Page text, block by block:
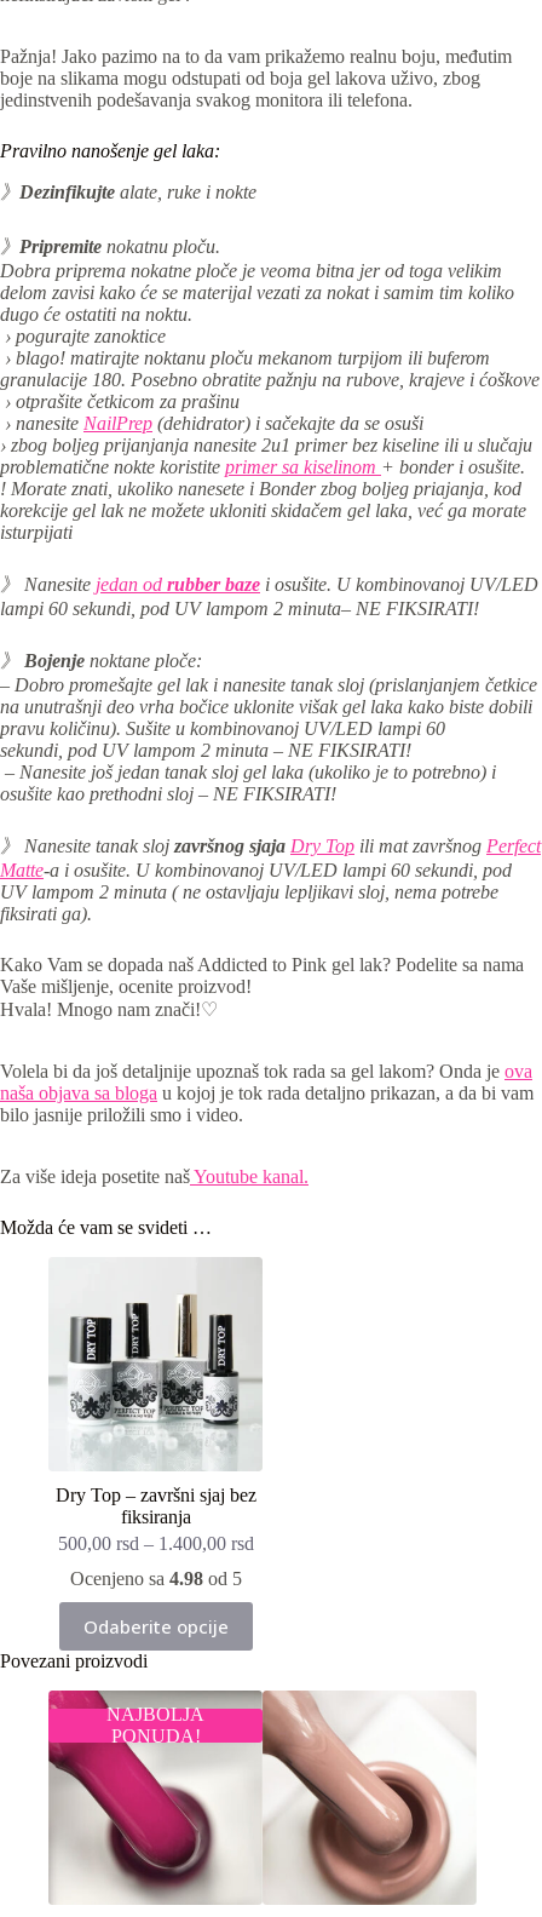
Pažnja! Jako pazimo na to da vam prikažemo realnu boju, međutim
boje na slikama mogu odstupati od boja gel lakova uživo, zbog
jedinstvenih podešavanja svakog monitora ili telefona.
Pravilno nanošenje gel laka:
》 Dezinfikujte alate, ruke i nokte
》 Pripremite nokatnu ploču.
Dobra priprema nokatne ploče je veoma bitna jer od toga velikim
delom zavisi kako će se materijal vezati za nokat i samim tim koliko
dugo će ostatiti na noktu.
› pogurajte zanoktice
› blago! matirajte noktanu ploču mekanom turpijom ili buferom
granulacije 180. Posebno obratite pažnju na rubove, krajeve i ćoškove
› otprašite četkicom za prašinu
› nanesite NailPrep (dehidrator) i sačekajte da se osuši
› zbog boljeg prijanjanja nanesite 2u1 primer bez kiseline ili u slučaju
problematične nokte koristite primer sa kiselinom + bonder i osušite.
! Morate znati, ukoliko nanesete i Bonder zbog boljeg priajanja, kod
korekcije gel lak ne možete ukloniti skidačem gel laka, već ga morate
isturpijati
》 Nanesite jedan od rubber baze i osušite. U kombinovanoj UV/LED
lampi 60 sekundi, pod UV lampom 2 minuta– NE FIKSIRATI!
》 Bojenje noktane ploče:
– Dobro promešajte gel lak i nanesite tanak sloj (prislanjanjem četkice
na unutrašnji deo vrha bočice uklonite višak gel laka kako biste dobili
pravu količinu). Sušite u kombinovanoj UV/LED lampi 60
sekundi, pod UV lampom 2 minuta – NE FIKSIRATI!
– Nanesite još jedan tanak sloj gel laka (ukoliko je to potrebno) i
osušite kao prethodni sloj – NE FIKSIRATI!
》 Nanesite tanak sloj završnog sjaja Dry Top ili mat završnog Perfect
Matte-a i osušite. Ukombinovanoj UV/LED lampi 60 sekundi, pod
UV lampom 2 minuta ( ne ostavljaju lepljikavi sloj, nema potrebe
fiksirati ga).
Kako Vam se dopada naš Addicted to Pink gel lak? Podelite sa nama
Vaše mišljenje, ocenite proizvod!
Hvala! Mnogo nam znači!♡
Volela bi da još detaljnije upoznaš tok rada sa gel lakom? Onda je ova
naša objava sa bloga u kojoj je tok rada detaljno prikazan, a da bi vam
bilo jasnije priložili smo i video.
Za više ideja posetite našYoutube kanal.
Možda će vam se svideti …
Dry Top – završni sjaj bez
fiksiranja
500,00 rsd – 1.400,00 rsd
Ocenjeno sa 4.98od 5
Odaberite opcije
proizvod
ima
varijanti.
Opcije
mogu
izabrane
na
stranici
proizvoda.
Povezani proizvodi
NAJBOLJA
PONUDA!